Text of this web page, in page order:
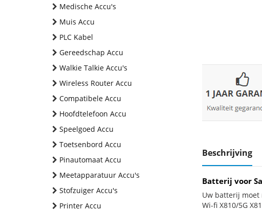
Medische Accu's
Muis Accu
PLC Kabel
Gereedschap Accu
Walkie Talkie Accu's
Wireless Router Accu
Compatibele Accu
Hoofdtelefoon Accu
Speelgoed Accu
Toetsenbord Accu
Pinautomaat Accu
Meetapparatuur Accu's
Stofzuiger Accu's
Printer Accu
Beschrijving
Batterij voor
Uw batterij moet
Wi-fi X810/5G